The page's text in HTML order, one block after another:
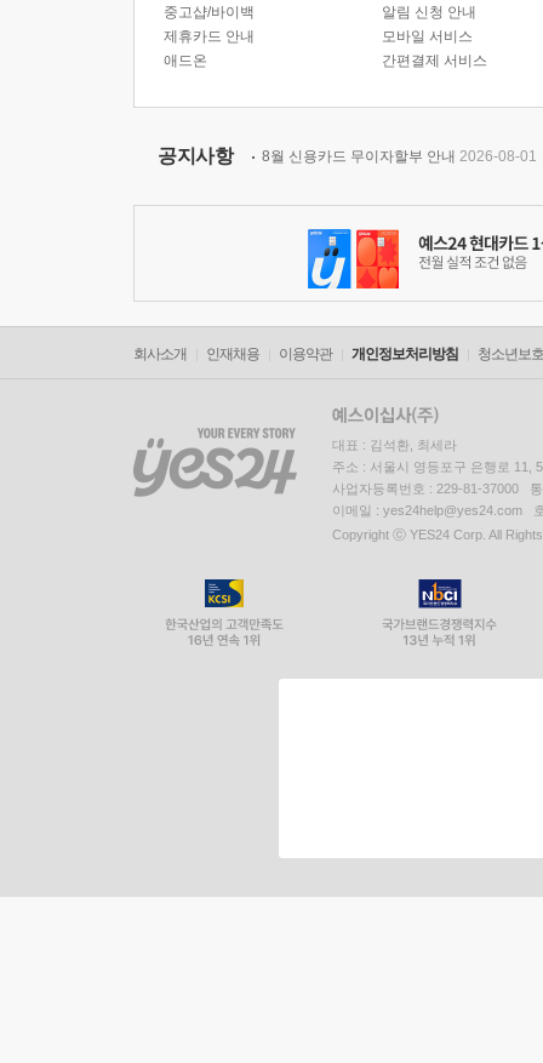
중고샵/바이백
제휴카드 안내
애드온
알림 신청 안내
모바일 서비스
간편결제 서비스
공지사항 8월 신용카드 무이자할부 안내 2026-08-01
회사소개 인재채용 이용약관 개인정보처리방침 청소년보
대표 : 김석환, 최세라
주소 : 서울시 영등포구 은행로 11,
사업자등록번호 : 229-81-37000
이메일 : yes24help@yes24.com
Copyright ⓒ YES24 Corp. All